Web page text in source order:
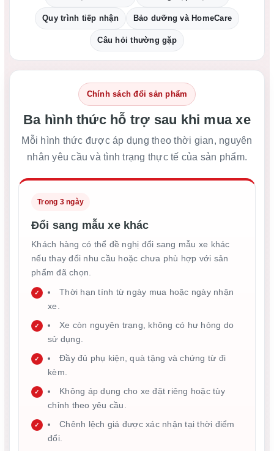
Quy trình tiếp nhận Bảo dưỡng và HomeCare
Câu hỏi thường gặp
Chính sách đổi sản phẩm
Ba hình thức hỗ trợ sau khi mua xe
Mỗi hình thức được áp dụng theo thời gian, nguyên
nhân yêu cầu và tình trạng thực tế của sản phẩm.
Trong 3 ngày
Đổi sang mẫu xe khác
Khách hàng có thể đề nghị đổi sang mẫu xe khác
nếu thay đổi nhu cầu hoặc chưa phù hợp với sản
phẩm đã chọn.
Thời hạn tính từ ngày mua hoặc ngày nhận
xe.
Xe còn nguyên trạng, không có hư hỏng do
sử dụng.
Đầy đủ phụ kiện, quà tặng và chứng từ đi
kèm.
Không áp dụng cho xe đặt riêng hoặc tùy
chỉnh theo yêu cầu.
Chênh lệch giá được xác nhận tại thời điểm
đổi.